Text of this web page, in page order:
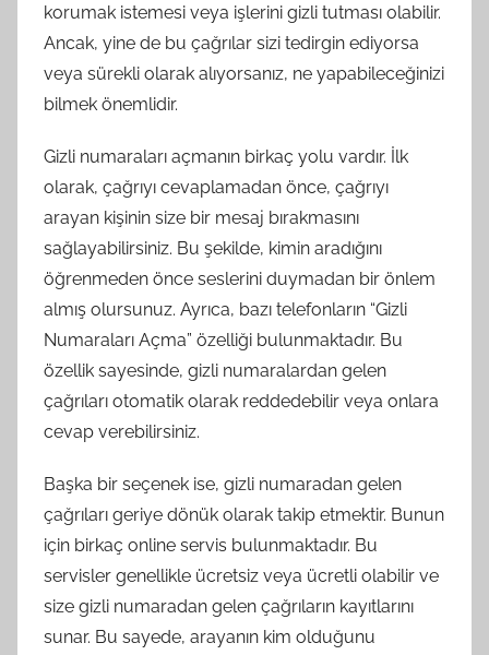
korumak istemesi veya işlerini gizli tutması olabilir.
Ancak, yine de bu çağrılar sizi tedirgin ediyorsa
veya sürekli olarak alıyorsanız, ne yapabileceğinizi
bilmek önemlidir.
Gizli numaraları açmanın birkaç yolu vardır. İlk
olarak, çağrıyı cevaplamadan önce, çağrıyı
arayan kişinin size bir mesaj bırakmasını
sağlayabilirsiniz. Bu şekilde, kimin aradığını
öğrenmeden önce seslerini duymadan bir önlem
almış olursunuz. Ayrıca, bazı telefonların “Gizli
Numaraları Açma” özelliği bulunmaktadır. Bu
özellik sayesinde, gizli numaralardan gelen
çağrıları otomatik olarak reddedebilir veya onlara
cevap verebilirsiniz.
Başka bir seçenek ise, gizli numaradan gelen
çağrıları geriye dönük olarak takip etmektir. Bunun
için birkaç online servis bulunmaktadır. Bu
servisler genellikle ücretsiz veya ücretli olabilir ve
size gizli numaradan gelen çağrıların kayıtlarını
sunar. Bu sayede, arayanın kim olduğunu